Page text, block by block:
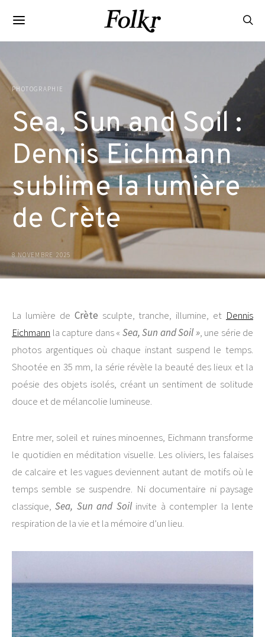
PHOTOGRAPHIE
Sea, Sun and Soil :
Dennis Eichmann
sublime la lumière
de Crète
8 NOVEMBRE 2025
La lumière de Crète sculpte, tranche, illumine, et Dennis
Eichmann la capture dans « Sea, Sun and Soil », une série de
photos argentiques où chaque instant suspend le temps.
Shootée en 35 mm, la série révèle la beauté des lieux et la
poésie des objets isolés, créant un sentiment de solitude
douce et de mélancolie lumineuse.
Entre mer, soleil et ruines minoennes, Eichmann transforme
le quotidien en méditation visuelle. Les oliviers, les falaises
de calcaire et les vagues deviennent autant de motifs où le
temps semble se suspendre. Ni documentaire ni paysage
classique,Sea, Sun and Soilinvite à contempler la lente
respiration de la vie et la mémoire d’un lieu.